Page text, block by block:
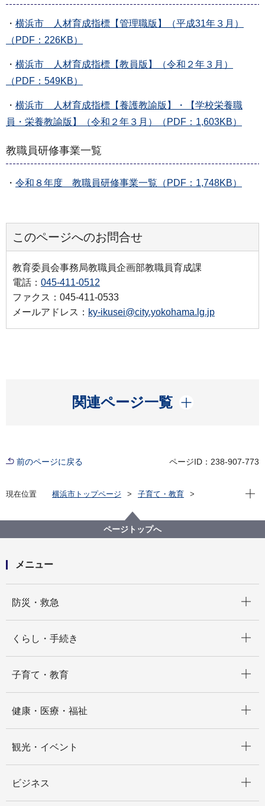
・ 横浜市 人材育成指標【管理職版】（平成31年３月）
（PDF：226KB）
・ 横浜市 人材育成指標【教員版】（令和２年３月）
（PDF：549KB）
・ 横浜市 人材育成指標【養護教諭版】・【学校栄養職
員・栄養教諭版】（令和２年３月）（PDF：1,603KB）
教職員研修事業一覧
・ 令和８年度 教職員研修事業一覧（PDF：1,748KB）
このページへのお問合せ
教育委員会事務局教職員企画部教職員育成課
電話： 045-411-0512
ファクス：045-411-0533
メールアドレス： ky-ikusei@city.yokohama.lg.jp
関連ページ一覧
開く
前のページに戻る ページID：238-907-773
現在位置 横浜市トップページ
子育て・教育
教職員等の人材育成について（横浜市 人材育成指
標・研修計画）
現在
ページトップへ
メニュー
防災・救急
くらし・手続き
子育て・教育
健康・医療・福祉
観光・イベント
ビジネス